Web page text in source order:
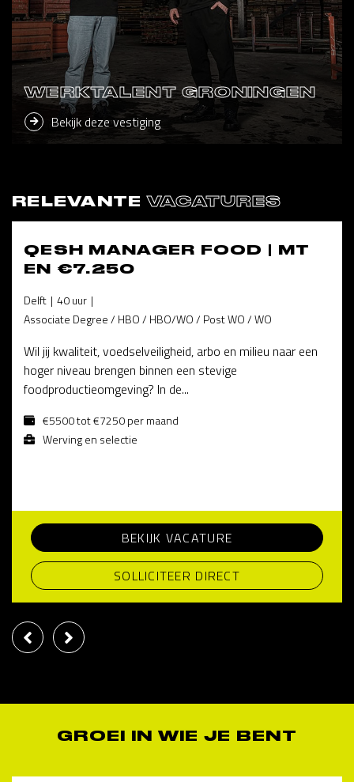
WERKTALENT GRONINGEN
Bekijk deze vestiging
RELEVANTEVACATURES
QESH MANAGER FOOD | MT
EN €7.250
Delft
40 uur
Associate Degree / HBO / HBO/WO / Post WO / WO
Wil jij kwaliteit, voedselveiligheid, arbo en milieu naar een
hoger niveau brengen binnen een stevige
foodproductieomgeving? In de...
€5500 tot €7250 per maand
Werving en selectie
BEKIJK VACATURE
SOLLICITEER DIRECT
GROEI IN WIE JE BENT